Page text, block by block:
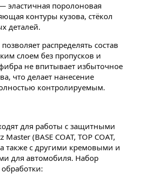
эластичная поролоновая
контуры кузова, стёкол
деталей.
распределять состав
слоем без пропусков и
не впитывает избыточное
что делает нанесение
контролируемым.
для работы с защитными
(BASE COAT, TOP COAT,
а также с другими кремовыми и
для автомобиля. Набор